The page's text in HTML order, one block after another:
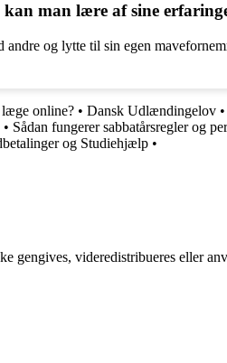
man lære af sine
og lytte til sin egen
online? • Dansk Udlændingelov •
• Sådan fungerer sabbatårsregler og
og Studiehjælp •
videredistribueres eller